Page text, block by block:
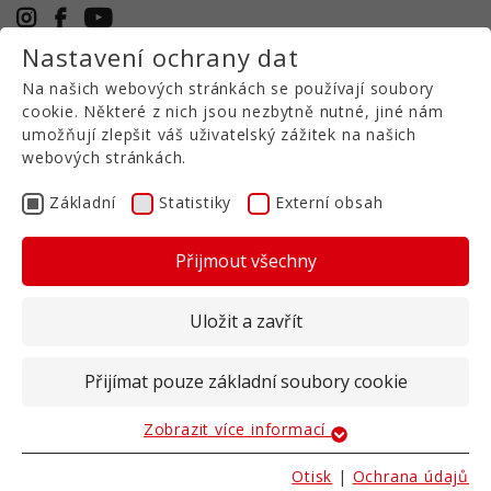
+49 5971 94632-0
CS
Silážní štít
Teleskopický štít
VTS
Lopatka na kukuřici s hydraulicky
Díky kompaktní konstrukci lze teleskopický silážní
nůž po zasunutí používat jako běžný nůž. Díky
pěti různým montážním výškám je vhodný pro
všechny běžné typy traktorů od 80 do 400 KW.
Nastavení ochrany dat
Na našich webových stránkách se používají soubory
cookie. Některé z nich jsou nezbytně nutné, jiné nám
umožňují zlepšit váš uživatelský zážitek na našich
webových stránkách.
Základní Statistiky Externí obsah
Přijmout všechny
Uložit a zavřít
Přijímat pouze základní soubory cookie
Základní soubory cookie jsou nutné pro základní
Zobrazit více informací
Otisk | Ochrana údajů